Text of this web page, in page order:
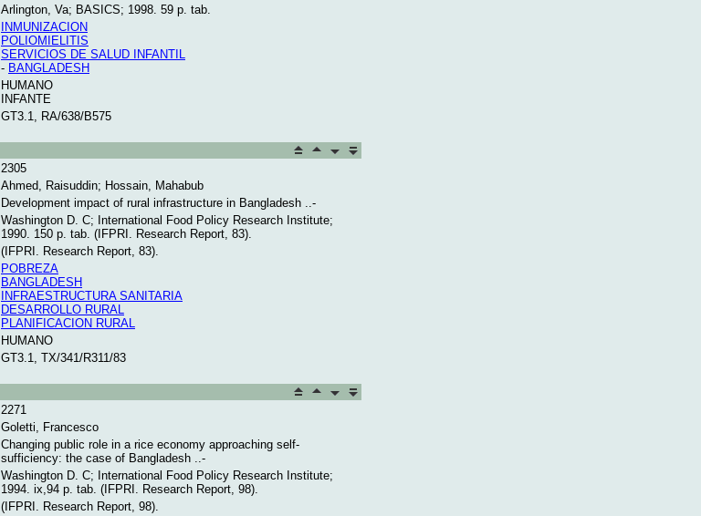
Arlington, Va; BASICS; 1998. 59 p. tab.
INMUNIZACION
POLIOMIELITIS
SERVICIOS DE SALUD INFANTIL
- BANGLADESH
HUMANO
INFANTE
GT3.1, RA/638/B575
2305
Ahmed, Raisuddin; Hossain, Mahabub
Development impact of rural infrastructure in Bangladesh ..-
Washington D. C; International Food Policy Research Institute;
1990. 150 p. tab. (IFPRI. Research Report, 83).
(IFPRI. Research Report, 83).
POBREZA
BANGLADESH
INFRAESTRUCTURA SANITARIA
DESARROLLO RURAL
PLANIFICACION RURAL
HUMANO
GT3.1, TX/341/R311/83
2271
Goletti, Francesco
Changing public role in a rice economy approaching self-
sufficiency: the case of Bangladesh ..-
Washington D. C; International Food Policy Research Institute;
1994. ix,94 p. tab. (IFPRI. Research Report, 98).
(IFPRI. Research Report, 98).